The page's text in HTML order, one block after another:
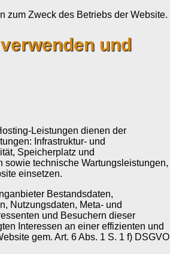
zum Zweck des Betriebs der Website.
und
Leistungen dienen der
Infrastruktur- und
Speicherplatz und
technische Wartungsleistungen,
einsetzen.
Bestandsdaten,
Nutzungsdaten, Meta- und
und Besuchern dieser
Interessen an einer effizienten und
gem. Art. 6 Abs. 1 S. 1 f) DSGVO